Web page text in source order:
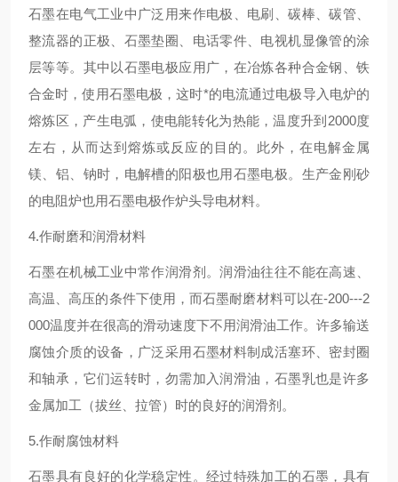
石墨在电气工业中广泛用来作电极、电刷、碳棒、碳管、
整流器的正极、石墨垫圈、电话零件、电视机显像管的涂
层等等。其中以石墨电极应用广，在冶炼各种合金钢、铁
合金时，使用石墨电极，这时*的电流通过电极导入电炉的
熔炼区，产生电弧，使电能转化为热能，温度升到2000度
左右，从而达到熔炼或反应的目的。此外，在电解金属
镁、铝、钠时，电解槽的阳极也用石墨电极。生产金刚砂
的电阻炉也用石墨电极作炉头导电材料。
4.作耐磨和润滑材料
石墨在机械工业中常作润滑剂。润滑油往往不能在高速、
高温、高压的条件下使用，而石墨耐磨材料可以在-200---2
000温度并在很高的滑动速度下不用润滑油工作。许多输送
腐蚀介质的设备，广泛采用石墨材料制成活塞环、密封圈
和轴承，它们运转时，勿需加入润滑油，石墨乳也是许多
金属加工（拔丝、拉管）时的良好的润滑剂。
5.作耐腐蚀材料
石墨具有良好的化学稳定性。经过特殊加工的石墨，具有